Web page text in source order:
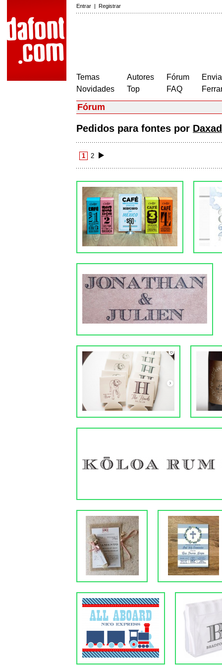
Entrar | Registrar
Temas
Novidades
Autores
Top
Fórum
FAQ
Fórum
Pedidos para fontes por Daxad
1 2